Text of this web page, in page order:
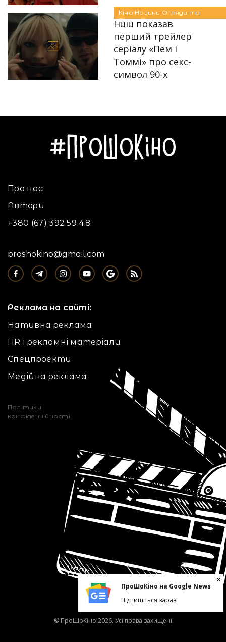
Кіно Новини Огляди та
Рецензії
Hulu показав
перший трейлер
серіалу «Пем і
Томмі» про секс-
символ 90-х
Алла Крапів'янова
Про нас
Автори
+380 (67) 392 59 48
proshokino@gmail.com
Реклама на сайті:
Нативна реклама
ПR і рекламні матеріали
Спецпроекти
Медійна реклама
Політики
конфіденційності
© ПроШоКіно 2026. Усі права захищені
ПроШоКіно на Google News
Підпишіться зараз!